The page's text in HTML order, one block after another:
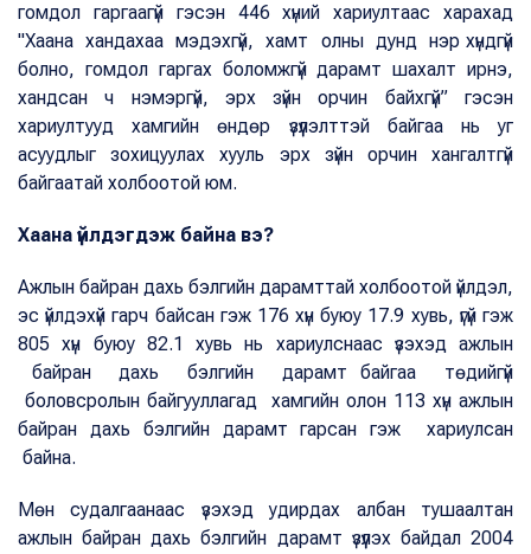
гомдол гаргаагүй гэсэн 446 хүний хариултаас харахад
"Хаана хандахаа мэдэхгүй, хамт олны дунд нэр хүндгүй
болно, гомдол гаргах боломжгүй дарамт шахалт ирнэ,
хандсан ч нэмэргүй, эрх зүйн орчин байхгүй” гэсэн
хариултууд хамгийн өндөр үзүүлэлттэй байгаа нь уг
асуудлыг зохицуулах хууль эрх зүйн орчин хангалтгүй
байгаатай холбоотой юм.
Хаана үйлдэгдэж байна вэ?
Ажлын байран дахь бэлгийн дарамттай холбоотой үйлдэл,
эс үйлдэхүй гарч байсан гэж 176 хүн буюу 17.9 хувь, үгүй гэж
805 хүн буюу 82.1 хувь нь хариулснаас үзэхэд ажлын
байран дахь бэлгийн дарамт байгаа төдийгүй
боловсролын байгууллагад хамгийн олон 113 хүн ажлын
байран дахь бэлгийн дарамт гарсан гэж хариулсан
байна.
Мөн судалгаанаас үзэхэд удирдах албан тушаалтан
ажлын байран дахь бэлгийн дарамт үзүүлэх байдал 2004